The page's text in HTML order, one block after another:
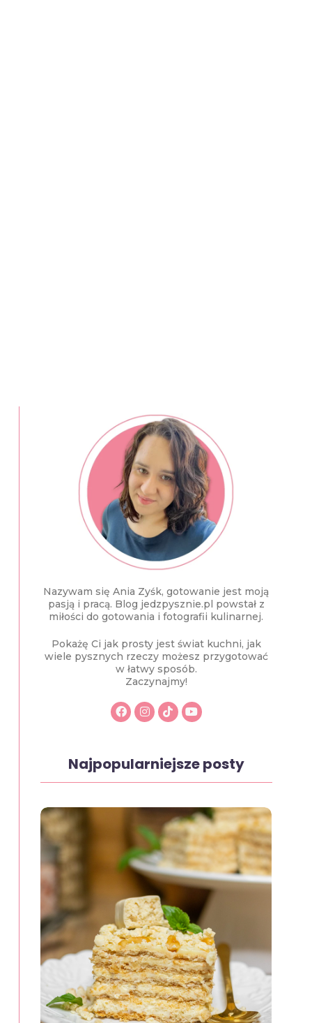
Nazywam się Ania Zyśk, gotowanie jest moją
pasją i pracą. Blog jedzpysznie.pl powstał z
miłości do gotowania i fotografii kulinarnej.
Pokażę Ci jak prosty jest świat kuchni, jak
wiele pysznych rzeczy możesz przygotować
w łatwy sposób.
Zaczynajmy!
Najpopularniejsze posty